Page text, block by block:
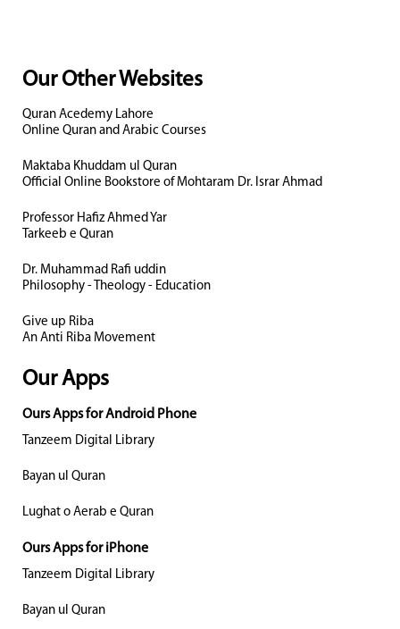
Our Other Websites
Quran Acedemy Lahore
Online Quran and Arabic Courses
Maktaba Khuddam ul Quran
Official Online Bookstore of Mohtaram Dr. Israr Ahmad
Professor Hafiz Ahmed Yar
Tarkeeb e Quran
Dr. Muhammad Rafi uddin
Philosophy - Theology - Education
Give up Riba
An Anti Riba Movement
Our Apps
Ours Apps for Android Phone
Tanzeem Digital Library
Bayan ul Quran
Lughat o Aerab e Quran
Ours Apps for iPhone
Tanzeem Digital Library
Bayan ul Quran